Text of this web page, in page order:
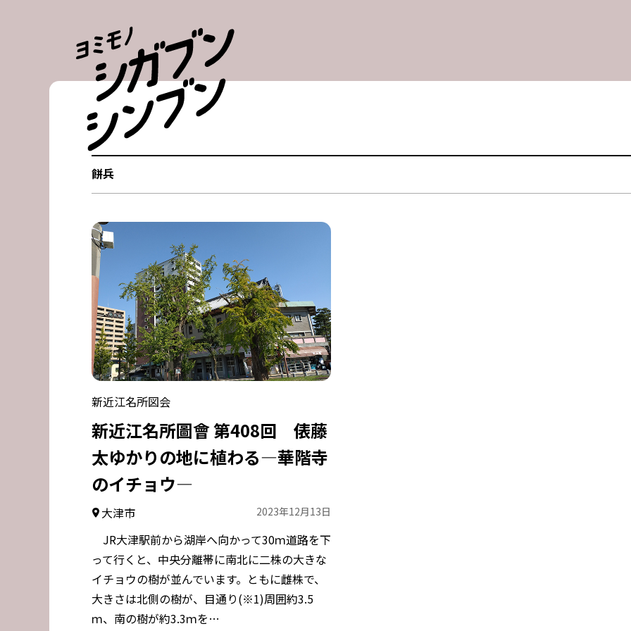
餅兵
新近江名所図会
新近江名所圖會 第408回 俵藤
太ゆかりの地に植わる―華階寺
のイチョウ―
大津市 2023年12月13日
JR大津駅前から湖岸へ向かって30ｍ道路を下
って行くと、中央分離帯に南北に二株の大きな
イチョウの樹が並んでいます。ともに雌株で、
大きさは北側の樹が、目通り(※1)周囲約3.5
ｍ、南の樹が約3.3ｍを…